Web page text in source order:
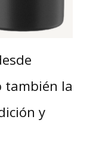
también la
y